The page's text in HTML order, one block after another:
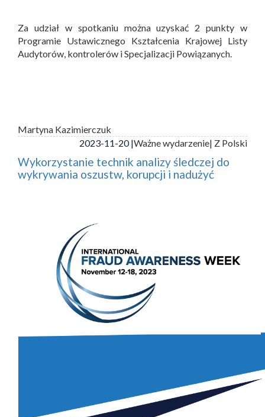
Za udział w spotkaniu można uzyskać 2 punkty w
Programie Ustawicznego Kształcenia Krajowej Listy
Audytorów, kontrolerów i Specjalizacji Powiązanych.
Martyna Kazimierczuk
2023-11-20 |Ważne wydarzenie| Z Polski
Wykorzystanie technik analizy śledczej do
wykrywania oszustw, korupcji i nadużyć